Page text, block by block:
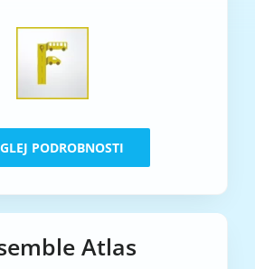
PODROBNOSTI
Atlas